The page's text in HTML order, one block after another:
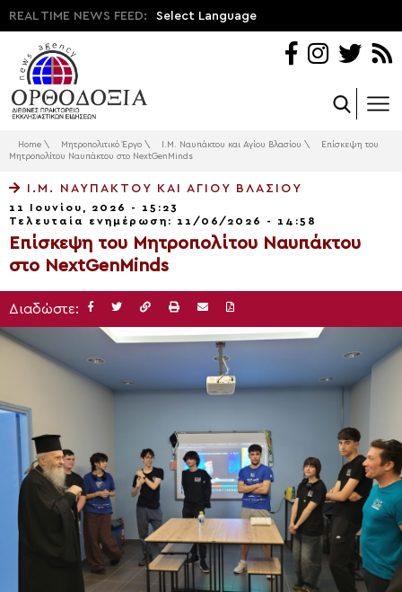
REAL TIME NEWS FEED: Select Language
Home \ Μητροπολιτικό Έργο \ Ι.Μ. Ναυπάκτου και Αγίου Βλασίου \
Επίσκεψη του
Μητροπολίτου Ναυπάκτου στο NextGenMinds
Ι.Μ. ΝΑΥΠΆΚΤΟΥ ΚΑΙ ΑΓΊΟΥ ΒΛΑΣΊΟΥ
11 Ιουνίου, 2026 - 15:23
Τελευταία ενημέρωση: 11/06/2026 - 14:58
Επίσκεψη του Μητροπολίτου Ναυπάκτου
στο NextGenMinds
Διαδώστε: